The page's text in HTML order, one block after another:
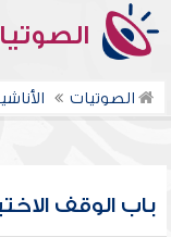
الصوتيات
باب الوقف